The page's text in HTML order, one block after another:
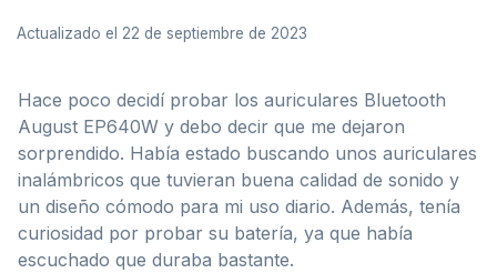
Actualizado el 22 de septiembre de 2023
Hace poco decidí probar los auriculares Bluetooth
August EP640W y debo decir que me dejaron
sorprendido. Había estado buscando unos auriculares
inalámbricos que tuvieran buena calidad de sonido y
un diseño cómodo para mi uso diario. Además, tenía
curiosidad por probar su batería, ya que había
escuchado que duraba bastante.